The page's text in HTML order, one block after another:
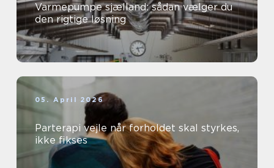
Varmepumpe sjælland: sådan vælger du
den rigtige løsning
05. April 2026
Parterapi vejle når forholdet skal styrkes,
ikke fikses